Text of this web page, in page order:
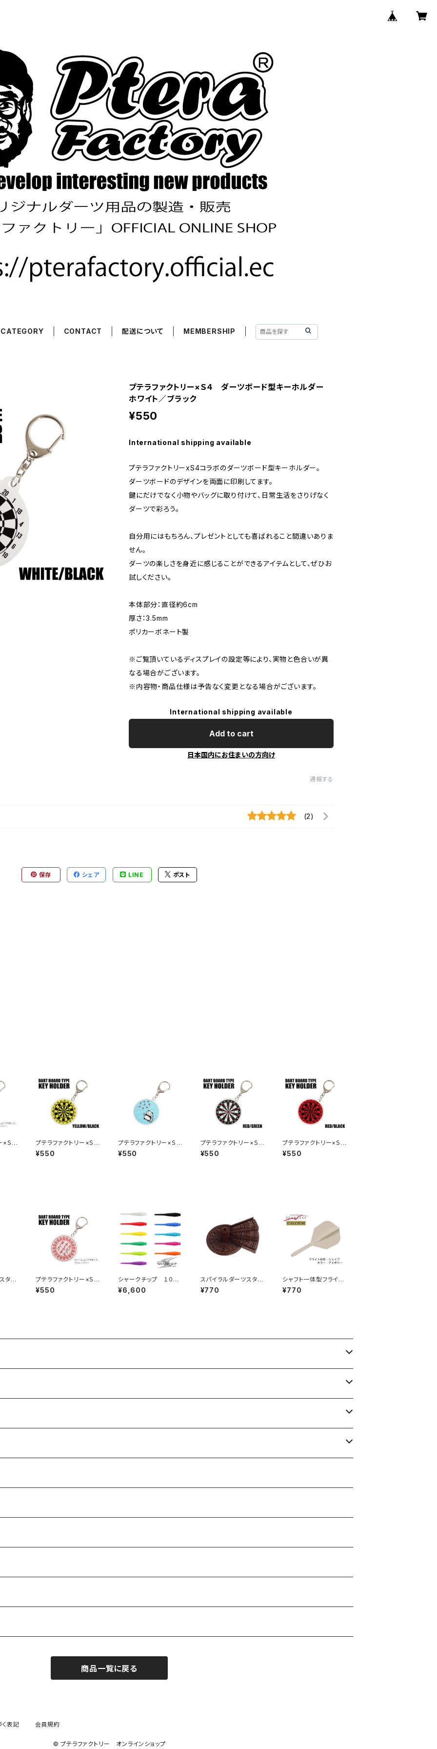
CATEGORY CONTACT 配送について MEMBERSHIP
プテラファクトリー×Ｓ４ ダーツボード型キーホルダー
ホワイト／ブラック
¥550
International shipping available
プテラファクトリーxS4コラボのダーツボード型キーホルダー。
ダーツボードのデザインを両面に印刷してます。
鍵にだけでなく小物やバッグに取り付けて、日常生活をさりげなく
ダーツで彩ろう。
自分用にはもちろん、プレゼントとしても喜ばれること間違いありま
せん。
ダーツの楽しさを身近に感じることができるアイテムとして、ぜひお
試しください。
本体部分：直径約6cm
厚さ：3.5mm
ポリカーボネート製
※ご覧頂いているディスプレイの設定等により、実物と色合いが異
なる場合がございます。
※内容物・商品仕様は予告なく変更となる場合がございます。
International shipping available
Add to cart
日本国内にお住まいの方向け
通報する
(2)
保存 シェア LINE ポスト
×Ｓ
プテラファクトリー×Ｓ
４ ダーツボード型キ
ーホルダー イエロー
¥550
プテラファクトリー×Ｓ
４ ダーツボード型キ
ーホルダー 酔っ払い
¥550
プテラファクトリー×Ｓ
４ ダーツボード型キ
ーホルダー レッド／グ
¥550
プテラファクトリー×Ｓ
４ ダーツボード型キ
ーホルダー レッド／ブ
¥550
タン
プテラファクトリー×Ｓ
４ ダーツボード型キ
ーホルダー たいへん
¥550
シャークチップ １０００
ｐｃｓ
¥6,600
スパイラルダーツスタン
ド（螺旋階段型ダーツス
タンド）３段セット 木目
¥770
シャフト一体型フライ
ト シームレス カルシ
ウム シェイプ カラ
¥770
商品一覧に戻る
表記 会員規約
© プテラファクトリー オンラインショップ